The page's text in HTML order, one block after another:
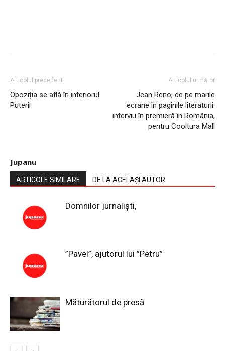
Articolul precedent
Opoziția se află în interiorul
Puterii
Articolul următor
Jean Reno, de pe marile
ecrane în paginile literaturii:
interviu în premieră în România,
pentru Cooltura Mall
Jupanu
ARTICOLE SIMILARE DE LA ACELAȘI AUTOR
Domnilor jurnaliști,
”Pavel”, ajutorul lui ”Petru”
Măturătorul de presă